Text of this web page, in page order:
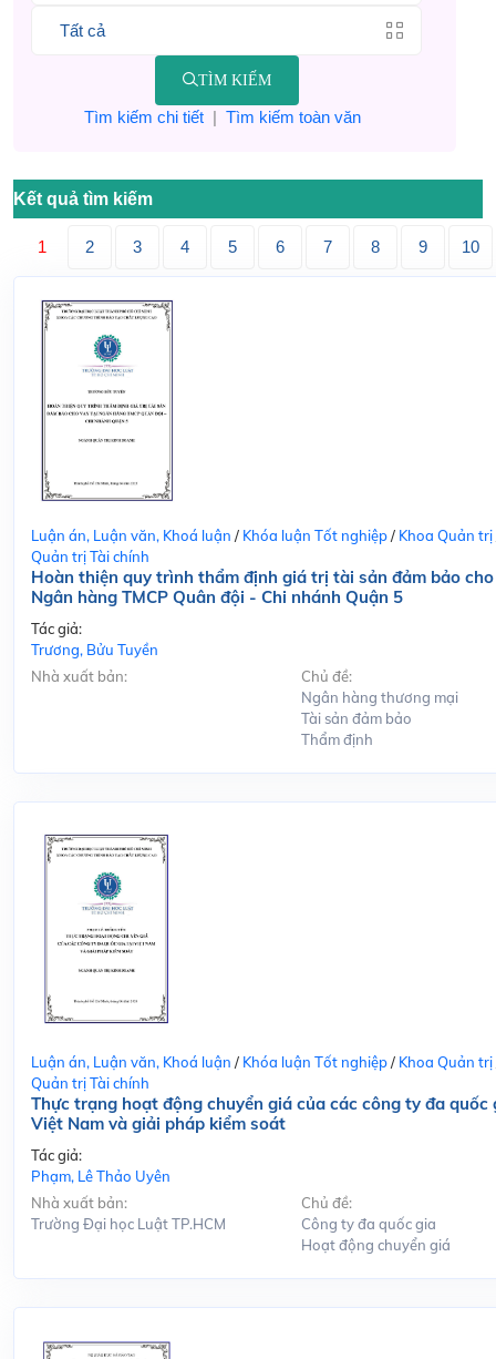
TÌM KIẾM
Tìm kiếm chi tiết| Tìm kiếm toàn văn
Kết quả tìm kiếm
1 2 3 4 5 6 7 8 9 10
Luận án, Luận văn, Khoá luận / Khóa luận Tốt nghiệp/ Khoa Quản trị
Quản trị Tài chính
Hoàn thiện quy trình thẩm định giá trị tài sản đảm bảo
Ngân hàng TMCP Quân đội - Chi nhánh Quận 5
Tác giả:
Trương, Bửu Tuyền
Nhà xuất bản:
Chủ đề:
Ngân hàng thương mại
Tài sản đảm bảo
Thẩm định
Luận án, Luận văn, Khoá luận / Khóa luận Tốt nghiệp/ Khoa Quản trị
Quản trị Tài chính
Thực trạng hoạt động chuyển giá của các công ty đa quốc
Việt Nam và giải pháp kiểm soát
Tác giả:
Phạm, Lê Thảo Uyên
Nhà xuất bản:
Trường Đại học Luật TP.HCM
Chủ đề:
Công ty đa quốc gia
Hoạt động chuyển giá